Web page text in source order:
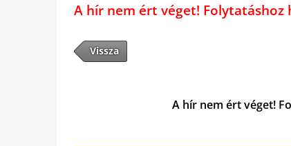
A hír nem ért véget! Folytatáshoz
Vissza
A hír nem ért véget!